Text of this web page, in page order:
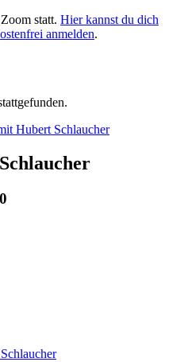
statt. Hier kannst du dich
anmelden.
Hubert Schlaucher